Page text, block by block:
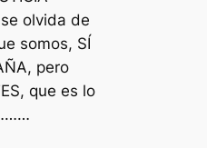
olvida de
somos, SÍ
pero
que es lo